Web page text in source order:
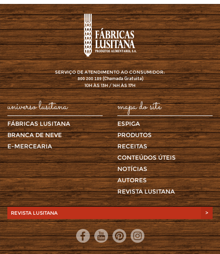
SERVIÇO DE ATENDIMENTO AO CONSUMIDOR:
800 200 189(Chamada Gratuita)
10H ÀS 13H / 14H ÀS 17H
universo lusitana
FÁBRICAS LUSITANA
BRANCA DE NEVE
E-MERCEARIA
mapa do site
ESPIGA
PRODUTOS
RECEITAS
CONTEÚDOS ÚTEIS
NOTÍCIAS
AUTORES
REVISTA LUSITANA
REVISTA LUSITANA >